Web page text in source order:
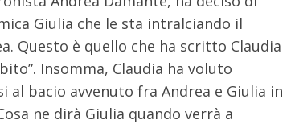
Giulia che le sta intralciando il
Questo è quello che ha scritto Claudia
Insomma, Claudia ha voluto
bacio avvenuto fra Andrea e Giulia in
ne dirà Giulia quando verrà a